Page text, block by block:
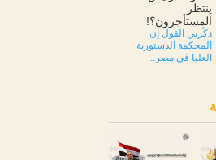
ينتظر
المستأجرون؟!
ذكّرني القول إن
المحكمة الدستورية
العليا في مصر...